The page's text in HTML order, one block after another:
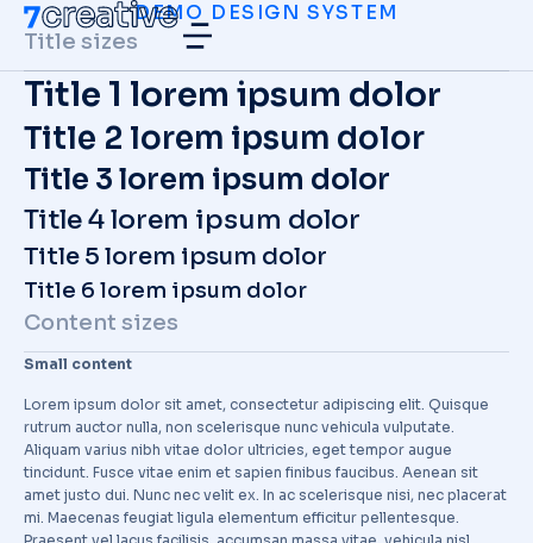
DEMO DESIGN SYSTEM
Title sizes
Title 1 lorem ipsum dolor
Title 2 lorem ipsum dolor
Title 3 lorem ipsum dolor
Title 4 lorem ipsum dolor
Title 5 lorem ipsum dolor
Title 6 lorem ipsum dolor
Content sizes
Small content
Lorem ipsum dolor sit amet, consectetur adipiscing elit. Quisque
rutrum auctor nulla, non scelerisque nunc vehicula vulputate.
Aliquam varius nibh vitae dolor ultricies, eget tempor augue
tincidunt. Fusce vitae enim et sapien finibus faucibus. Aenean sit
amet justo dui. Nunc nec velit ex. In ac scelerisque nisi, nec placerat
mi. Maecenas feugiat ligula elementum efficitur pellentesque.